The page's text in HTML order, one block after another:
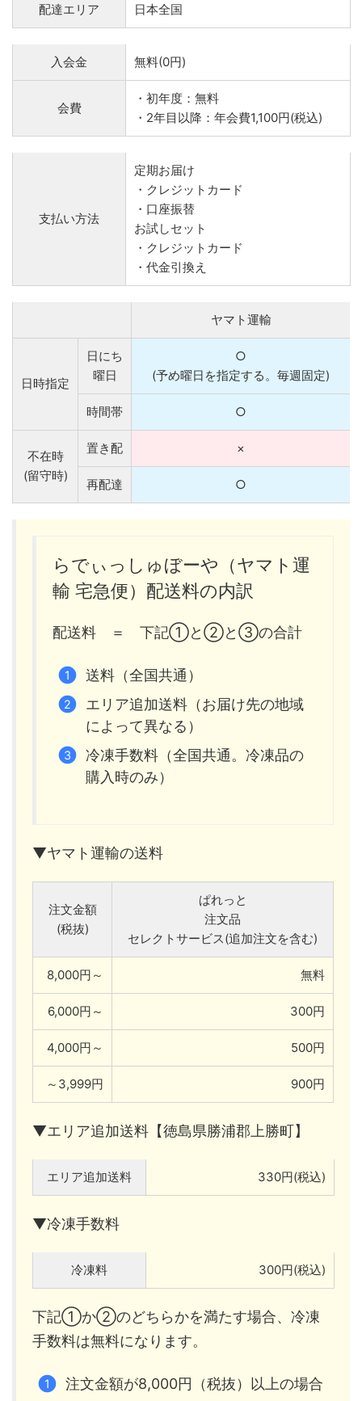
配達エリア 日本全国
入会金 無料(0円)
会費
・初年度：無料
・2年目以降：年会費1,100円(税込)
支払い方法
定期お届け
・クレジットカード
・口座振替
お試しセット
・クレジットカード
・代金引換え
ヤマト運輸
日時指定
日にち
曜日
○
(予め曜日を指定する。毎週固定)
時間帯 ○
不在時
(留守時)
置き配 ×
再配達 ○
らでぃっしゅぼーや（ヤマト運
輸 宅急便）配送料の内訳
配送料 ＝ 下記①と②と③の合計
送料（全国共通）
エリア追加送料（お届け先の地域
によって異なる）
冷凍手数料（全国共通。冷凍品の
購入時のみ）
▼ヤマト運輸の送料
注文金額
(税抜)
ぱれっと
注文品
セレクトサービス(追加注文を含む)
8,000円～ 無料
6,000円～ 300円
4,000円～ 500円
～3,999円 900円
▼エリア追加送料【徳島県勝浦郡上勝町】
エリア追加送料 330円(税込)
▼冷凍手数料
冷凍料 300円(税込)
下記①か②のどちらかを満たす場合、冷凍
手数料は無料になります。
注文金額が8,000円（税抜）以上の場合